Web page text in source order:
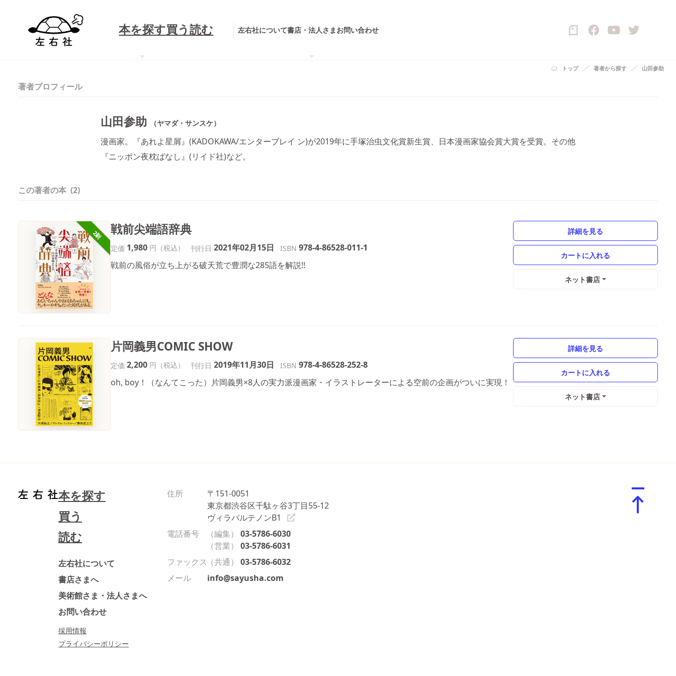
本を探す買う読む 左右社について書店・法人さまお問い合わせ
トップ 著者から探す 山田参助
著者プロフィール
山田参助 （ヤマダ・サンスケ）
漫画家。『あれよ星屑』(KADOKAWA/エンターブレイ ン)が2019年に手塚治虫文化賞新生賞、日本漫画家協会賞大賞を受賞。その他
『ニッポン夜枕ばなし』(リイド社)など。
この著者の本 (2)
2刷 戦前尖端語辞典
定価 1,980 円（税込） 刊行日 2021年02月15日 ISBN 978-4-86528-011-1
戦前の風俗が立ち上がる破天荒で豊潤な285語を解説!!
詳細を見る
ネット書店
片岡義男COMIC SHOW
定価 2,200 円（税込） 刊行日 2019年11月30日 ISBN 978-4-86528-252-8
oh, boy！（なんてこった）片岡義男×8人の実力派漫画家・イラストレーターによる空前の企画がついに実現！
詳細を見る
ネット書店
本を探す
買う
読む
左右社について
書店さまへ
美術館さま・法人さまへ
お問い合わせ
採用情報
プライバシーポリシー
住所
〒151-0051
東京都渋谷区千駄ヶ谷3丁目55-12
ヴィラパルテノンB1
電話番号
（編集）
03-5786-6030
（営業）
03-5786-6031
ファックス （共通）
03-5786-6032
メール
info@sayusha.com